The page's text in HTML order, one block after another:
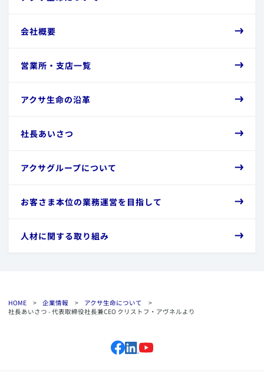
​会社概要
​営業所・支店一覧
​アクサ生命の沿革
​社長あいさつ
​アクサグループについて
​お客さま本位の業務運営を目指して
​人材に関する取り組み
HOME > 企業情報 > アクサ生命について
>
社長あいさつ - 代表取締役社長兼CEO クリストフ・アヴネルより